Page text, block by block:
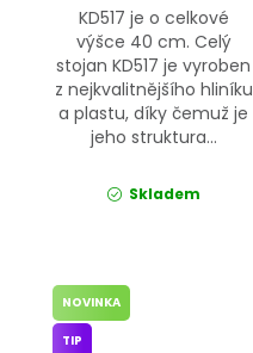
KD517 je o celkové
výšce 40 cm. Celý
stojan KD517 je vyroben
z nejkvalitnějšího hliníku
a plastu, díky čemuž je
jeho struktura...
Skladem
NOVINKA
TIP